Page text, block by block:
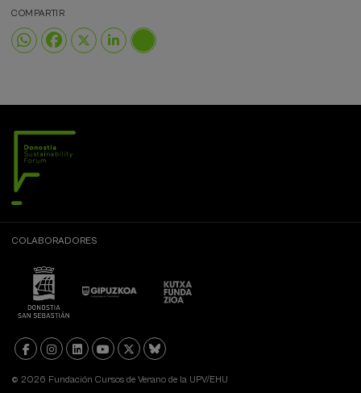
COMPARTIR
COLABORADORES
© 2026 Fundación Cursos de Verano de la UPV/EHU